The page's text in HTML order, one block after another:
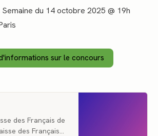
du 14 octobre 2025 @ 19h
sur le concours
des Français de
des Français